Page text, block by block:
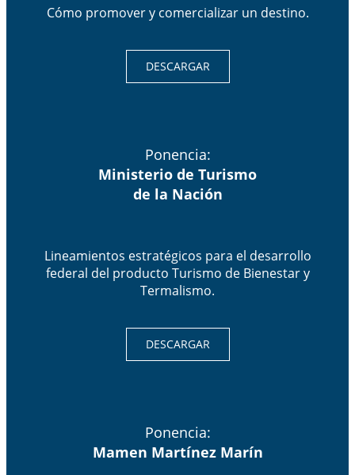
Cómo promover y comercializar un destino.
DESCARGAR
Ponencia:
Ministerio de Turismo
de la Nación
Lineamientos estratégicos para el desarrollo
federal del producto Turismo de Bienestar y
Termalismo.
DESCARGAR
Ponencia:
Mamen Martínez Marín